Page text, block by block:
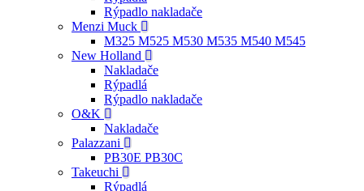
Rýpadlo nakladače
Menzi Muck
M325 M525 M530 M535 M540 M545
New Holland
Nakladače
Rýpadlá
Rýpadlo nakladače
O&K
Nakladače
Palazzani
PB30E PB30C
Takeuchi
Rýpadlá